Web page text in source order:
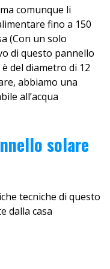
comunque li
fino a 150
(Con un solo
di questo pannello
del diametro di 12
abbiamo una
all’acqua
solare
tecniche di questo
dalla casa